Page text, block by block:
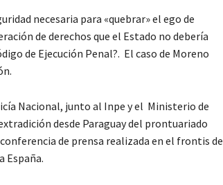
necesaria para «quebrar» el ego de
de derechos que el Estado no debería
de Ejecución Penal?. El caso de Moreno
Nacional, junto al Inpe y el Ministerio de
desde Paraguay del prontuariado
de prensa realizada en el frontis de
España.